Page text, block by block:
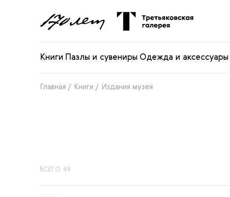
Книги Пазлы и сувениры Одежда и аксессуары
Главная / Книги / Издания музея
ВСЕГО 49